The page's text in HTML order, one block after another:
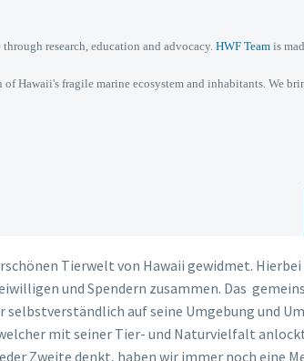
research, education and advocacy. HWF Team is
Hawaii's fragile marine ecosystem and inhabitants. We
Tierwelt von Hawaii gewidmet.
und Spendern zusammen. Das
auf seine Umgebung und
mit seiner Tier- und Naturvielfalt
Zweite denkt, haben wir immer noch eine